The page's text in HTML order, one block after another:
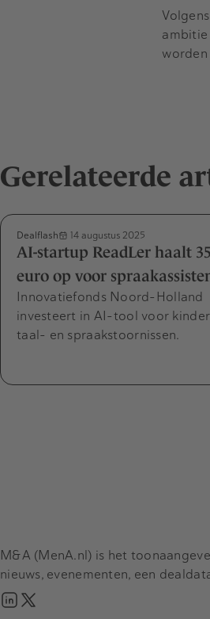
ambitie
Gerelateerde
Dealflash 14 augustus 2025
AI-startup ReadLer haalt
euro op voor
Innovatiefonds Noord-Holland
investeert in AI-tool voor
taal- en spraakstoornissen.
M&A (MenA.nl) is het
nieuws, evenementen, een